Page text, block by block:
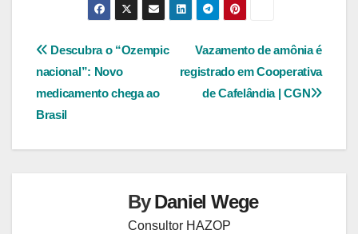
Navegação
de
Post
Vazamento de amônia é
registrado em Cooperativa
de Cafelândia | CGN
Descubra o “Ozempic
nacional”: Novo
medicamento chega ao
Brasil
ByDaniel Wege
Consultor HAZOP